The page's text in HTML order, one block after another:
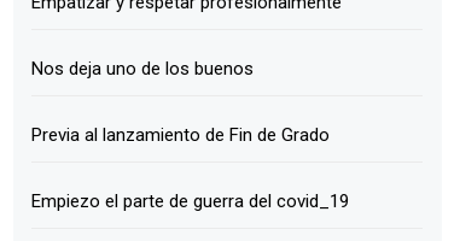
Nos deja uno de los buenos
Previa al lanzamiento de Fin de Grado
Empiezo el parte de guerra del covid_19